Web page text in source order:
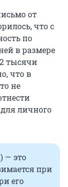
от
что с
по
в размере
тысячи
что в
не
личного
— это
при
его